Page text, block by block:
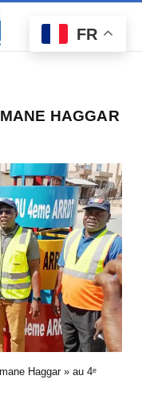
HAGGAR
Haggar » au 4ᵉ
FR